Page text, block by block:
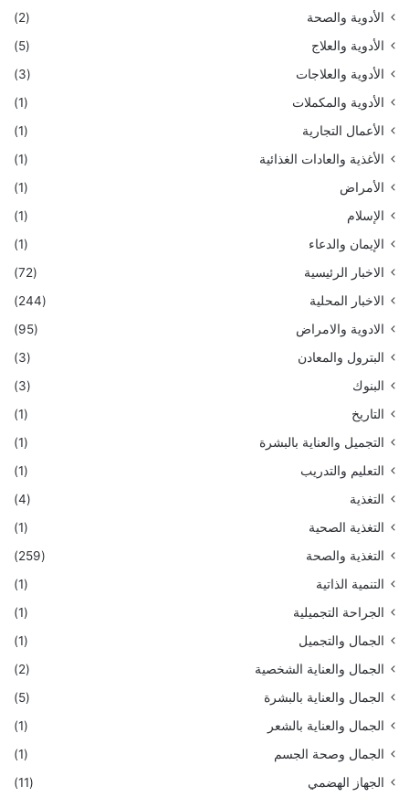
الأدوية والصحة
(2)
الأدوية والعلاج
(5)
الأدوية والعلاجات
(3)
الأدوية والمكملات
(1)
الأعمال التجارية
(1)
الأغذية والعادات الغذائية
(1)
الأمراض
(1)
الإسلام
(1)
الإيمان والدعاء
(1)
الاخبار الرئيسية
(72)
الاخبار المحلية
(244)
الادوية والامراض
(95)
البترول والمعادن
(3)
البنوك
(3)
التاريخ
(1)
التجميل والعناية بالبشرة
(1)
التعليم والتدريب
(1)
التغذية
(4)
التغذية الصحية
(1)
التغذية والصحة
(259)
التنمية الذاتية
(1)
الجراحة التجميلية
(1)
الجمال والتجميل
(1)
الجمال والعناية الشخصية
(2)
الجمال والعناية بالبشرة
(5)
الجمال والعناية بالشعر
(1)
الجمال وصحة الجسم
(1)
الجهاز الهضمي
(11)